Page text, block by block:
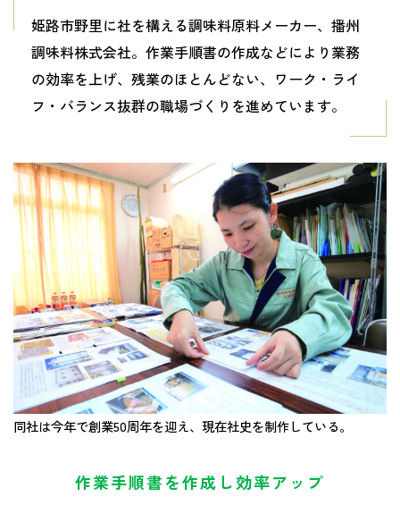
姫路市野里に社を構える調味料原料メーカー、播州
調味料株式会社。作業手順書の作成などにより業務
の効率を上げ、残業のほとんどない、ワーク・ライ
フ・バランス抜群の職場づくりを進めています。
同社は今年で創業50周年を迎え、現在社史を制作している。
作業手順書を作成し効率アップ